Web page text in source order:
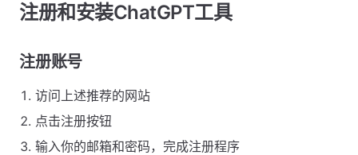
注册和安装ChatGPT工具
注册账号
访问上述推荐的网站
点击注册按钮
输入你的邮箱和密码，完成注册程序